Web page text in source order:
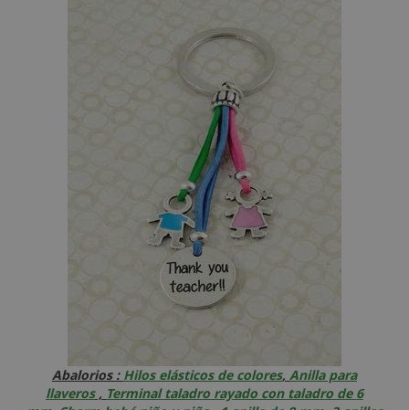
Abalorios : Hilos elásticos de colores, Anilla para
llaveros, Terminal taladro rayado con taladro de 6